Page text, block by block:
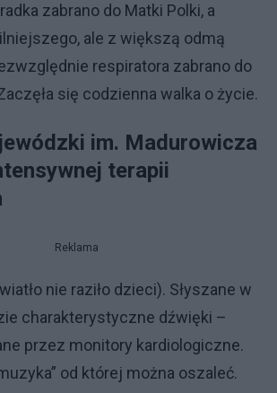
zabrano do Matki Polki, a
ale z większą odmą
respiratora zabrano do
się codzienna walka o życie.
im. Madurowicza
terapii
Reklama
nie raziło dzieci). Słyszane w
charakterystyczne dźwięki –
przez monitory kardiologiczne.
od której można oszaleć.